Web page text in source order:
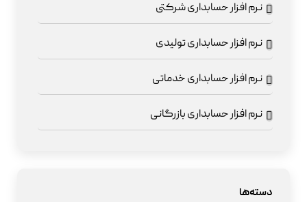
نرم افزار حسابداری شرکتی
نرم افزار حسابداری تولیدی
نرم افزار حسابداری خدماتی
نرم افزار حسابداری بازرگانی
دسته‌ها